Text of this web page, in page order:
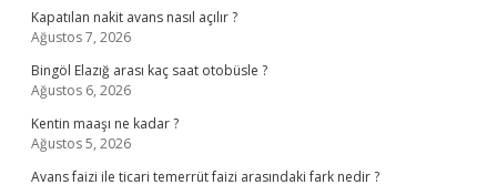
Kapatılan nakit avans nasıl açılır ?
Ağustos 7, 2026
Bingöl Elazığ arası kaç saat otobüsle ?
Ağustos 6, 2026
Kentin maaşı ne kadar ?
Ağustos 5, 2026
Avans faizi ile ticari temerrüt faizi arasındaki fark nedir ?